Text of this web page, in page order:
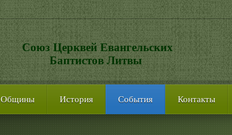
Союз Церквей Евангельских
Баптистов Литвы
Общины История События Контакты